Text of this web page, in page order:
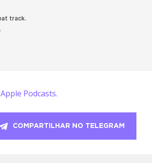
Apple Podcasts.
COMPARTILHAR NO TELEGRAM